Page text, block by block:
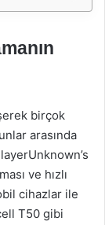
birçok
arasında
ve hızlı
cihazlar ile
T50 gibi